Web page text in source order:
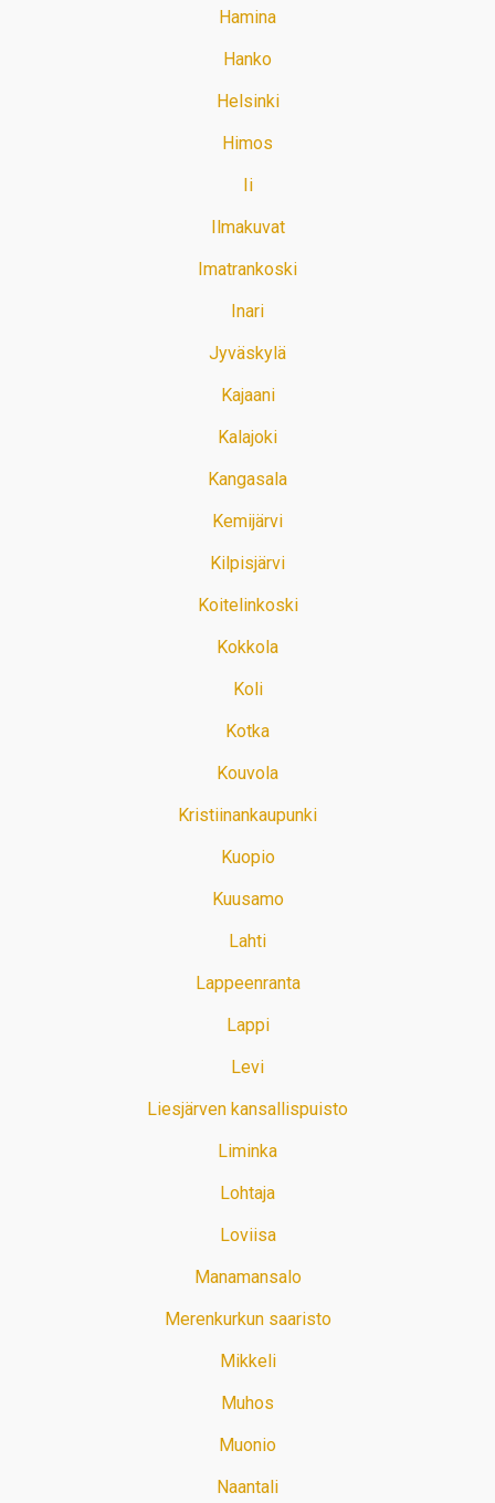
Hamina
Hanko
Helsinki
Himos
Ii
Ilmakuvat
Imatrankoski
Inari
Jyväskylä
Kajaani
Kalajoki
Kangasala
Kemijärvi
Kilpisjärvi
Koitelinkoski
Kokkola
Koli
Kotka
Kouvola
Kristiinankaupunki
Kuopio
Kuusamo
Lahti
Lappeenranta
Lappi
Levi
Liesjärven kansallispuisto
Liminka
Lohtaja
Loviisa
Manamansalo
Merenkurkun saaristo
Mikkeli
Muhos
Muonio
Naantali